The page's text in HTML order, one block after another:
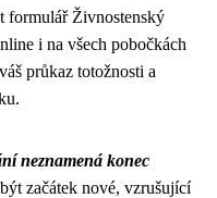
formulář Živnostenský
i na všech pobočkách
průkaz totožnosti a
neznamená konec
začátek nové, vzrušující